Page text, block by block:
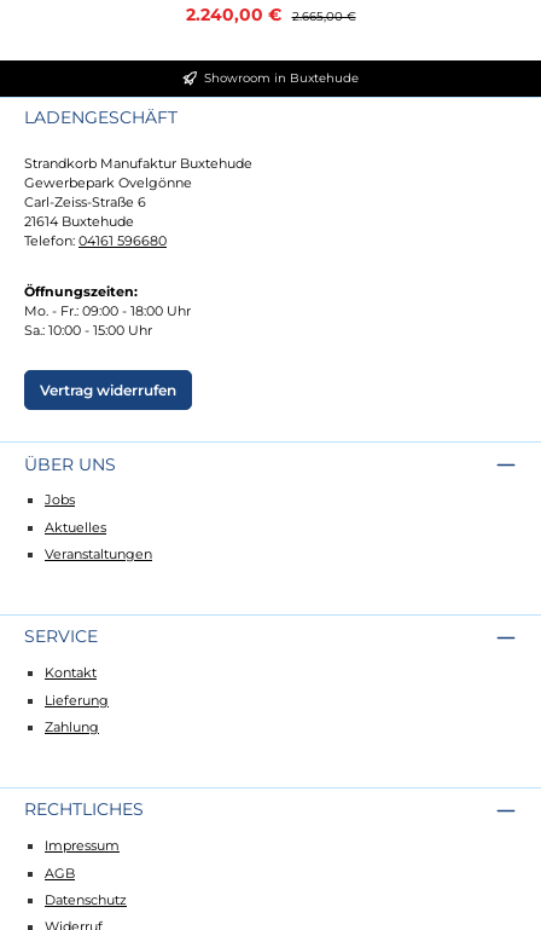
Verkaufspreis:
2.240,00 € Regulärer Preis:
2.665,00 €
Showroom in Buxtehude
LADENGESCHÄFT
Strandkorb Manufaktur Buxtehude
Gewerbepark Ovelgönne
Carl-Zeiss-Straße 6
21614 Buxtehude
Telefon: 04161 596680
Öffnungszeiten:
Mo. - Fr.: 09:00 - 18:00 Uhr
Sa.: 10:00 - 15:00 Uhr
Vertrag widerrufen
ÜBER UNS
Jobs
Aktuelles
Veranstaltungen
SERVICE
Kontakt
Lieferung
Zahlung
RECHTLICHES
Impressum
AGB
Datenschutz